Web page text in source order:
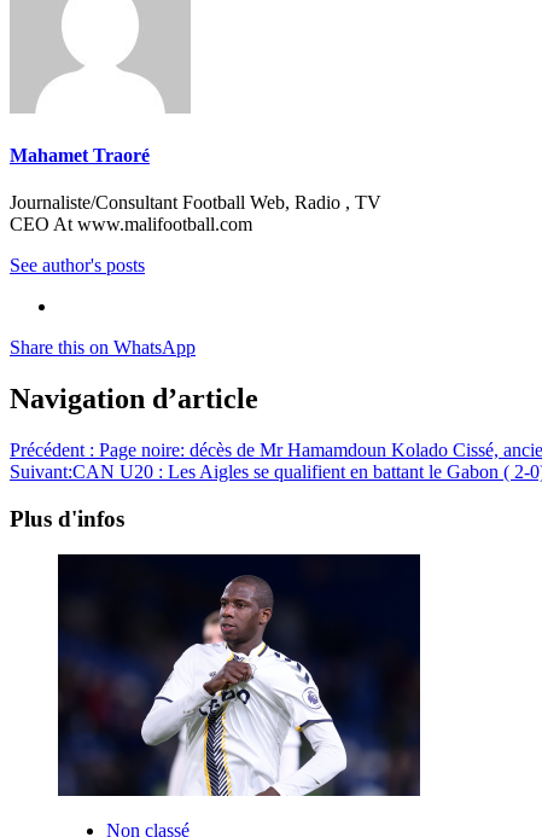
Mahamet Traoré
Journaliste/Consultant Football Web, Radio , TV
CEO At www.malifootball.com
See author's posts
Share this on WhatsApp
Navigation d’article
Précédent : Page noire: décès de Mr Hamamdoun Kolado Cissé,
Suivant:CAN U20 : Les Aigles se qualifient en battant le Gabon ( 2-
Plus d'infos
Non classé